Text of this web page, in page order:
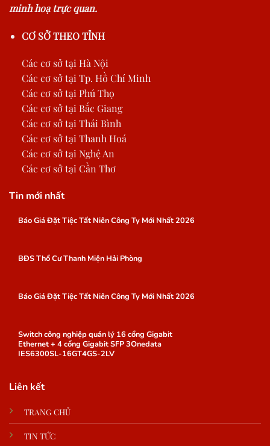
minh hoạ trực quan.
CƠ SỞ THEO TỈNH
Các cơ sở tại Hà Nội
Các cơ sở tại Tp. Hồ Chí Minh
Các cơ sở tại Phú Thọ
Các cơ sở tại Bắc Giang
Các cơ sở tại Thái Bình
Các cơ sở tại Thanh Hoá
Các cơ sở tại Nghệ An
Các cơ sở tại Cần Thơ
Tin mới nhất
Báo Giá Đặt Tiệc Tất Niên Công Ty Mới Nhất 2026
BĐS Thổ Cư Thanh Miện Hải Phòng
Báo Giá Đặt Tiệc Tất Niên Công Ty Mới Nhất 2026
Switch công nghiệp quản lý 16 cổng Gigabit
Ethernet + 4 cổng Gigabit SFP 3Onedata
IES6300SL-16GT4GS-2LV
Liên kết
TRANG CHỦ
TIN TỨC